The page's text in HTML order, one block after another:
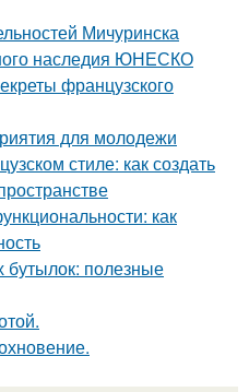
Мичуринска
наследия ЮНЕСКО
французского
для молодежи
стиле: как создать
как
бутылок: полезные